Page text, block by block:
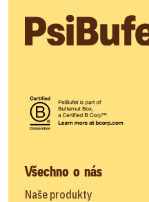
Všechno o nás
Naše produkty